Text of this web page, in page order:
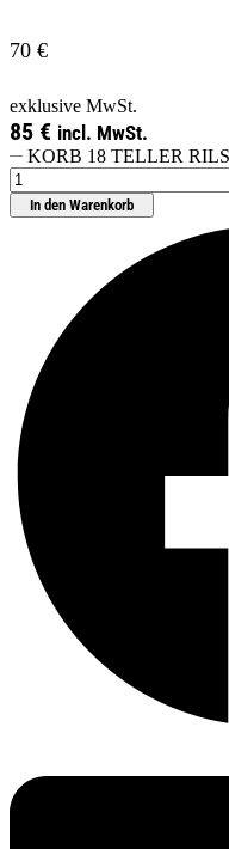
70 €
exklusive MwSt.
85 € incl. MwSt.
KORB 18 TELLER
In den Warenkorb